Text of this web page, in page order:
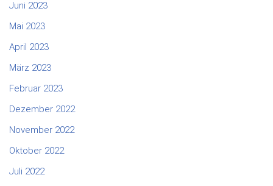
Juni 2023
Mai 2023
April 2023
März 2023
Februar 2023
Dezember 2022
November 2022
Oktober 2022
Juli 2022